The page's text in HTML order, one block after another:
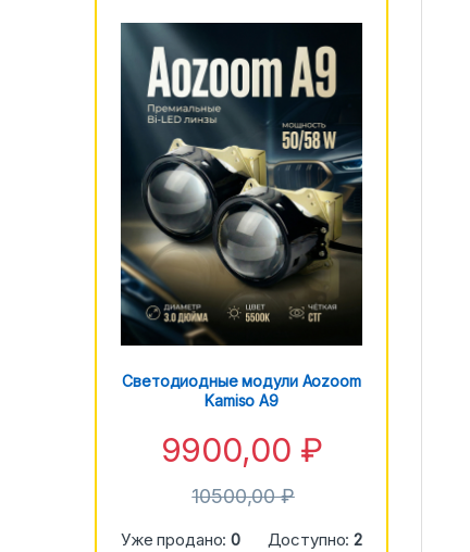
Светодиодные модули Aozoom
Kamiso A9
9900,00 ₽
10500,00₽
Уже продано:0 Доступно:2